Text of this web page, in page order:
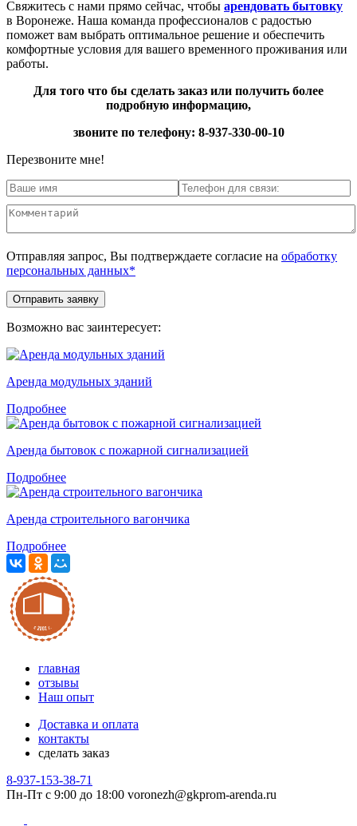
Свяжитесь с нами прямо сейчас, чтобы арендовать бытовку
в Воронеже. Наша команда профессионалов с радостью
поможет вам выбрать оптимальное решение и обеспечить
комфортные условия для вашего временного проживания или
работы.
Для того что бы сделать заказ или получить более
подробную информацию,
звоните по телефону: 8-937-330-00-10
Перезвоните мне!
Отправляя запрос, Вы подтверждаете согласие на обработку
персональных данных*
Возможно вас заинтересует:
Аренда модульных зданий
Подробнее
Аренда бытовок с пожарной сигнализацией
Подробнее
Аренда строительного вагончика
Подробнее
главная
отзывы
Наш опыт
Доставка и оплата
контакты
сделать заказ
8-937-153-38-71
Пн-Пт с 9:00 до 18:00 voronezh@gkprom-arenda.ru